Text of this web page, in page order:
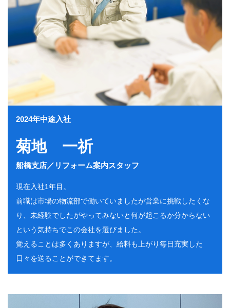
2024年中途入社
菊地 一祈
船橋支店／リフォーム案内スタッフ
現在入社1年目。
前職は市場の物流部で働いていましたが営業に挑戦したくな
り、未経験でしたがやってみないと何が起こるか分からない
という気持ちでこの会社を選びました。
覚えることは多くありますが、給料も上がり毎日充実した
日々を送ることができてます。